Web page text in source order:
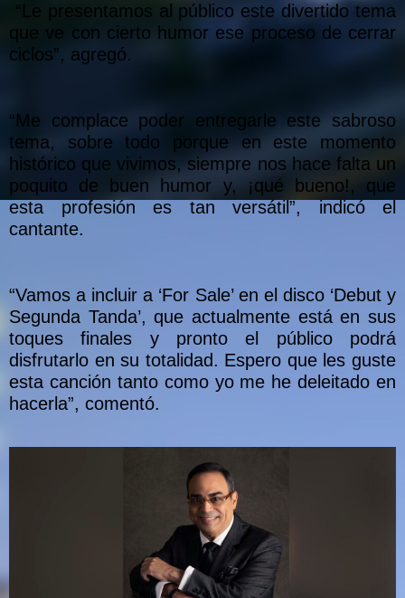
“Le presentamos al público este divertido tema
que ve con cierto humor ese proceso de cerrar
ciclos”, agregó.
“Me complace poder entregarle este sabroso
tema, sobre todo porque en este momento
histórico que vivimos, siempre nos hace falta un
poquito de buen humor y, ¡qué bueno!, que
esta profesión es tan versátil”, indicó el
cantante.
“Vamos a incluir a ‘For Sale’ en el disco ‘Debut y
Segunda Tanda’, que actualmente está en sus
toques finales y pronto el público podrá
disfrutarlo en su totalidad. Espero que les guste
esta canción tanto como yo me he deleitado en
hacerla”, comentó.